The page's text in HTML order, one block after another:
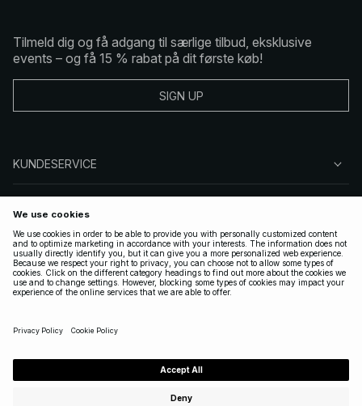
Tilmeld dig og få adgang til særlige tilbud, eksklusive
events – og få 15 % rabat på dit første køb!
SIGN UP
KUNDESERVICE
FØLG OS
GYLDIGE